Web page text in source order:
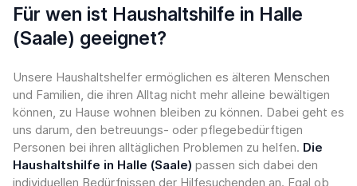
Für wen ist Haushaltshilfe in Halle
(Saale) geeignet?
Unsere Haushaltshelfer ermöglichen es älteren Menschen
und Familien, die ihren Alltag nicht mehr alleine bewältigen
können, zu Hause wohnen bleiben zu können. Dabei geht es
uns darum, den betreuungs- oder pflegebedürftigen
Personen bei ihren alltäglichen Problemen zu helfen. Die
Haushaltshilfe in Halle (Saale) passen sich dabei den
individuellen Bedürfnissen der Hilfesuchenden an. Egal ob